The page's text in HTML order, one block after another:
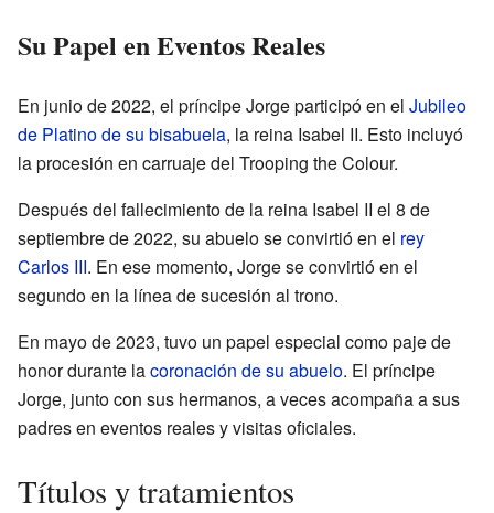
Su Papel en Eventos Reales
En junio de 2022, el príncipe Jorge participó en el Jubileo
de Platino de su bisabuela, la reina Isabel II. Esto incluyó
la procesión en carruaje del Trooping the Colour.
Después del fallecimiento de la reina Isabel II el 8 de
septiembre de 2022, su abuelo se convirtió en el rey
Carlos III. En ese momento, Jorge se convirtió en el
segundo en la línea de sucesión al trono.
En mayo de 2023, tuvo un papel especial como paje de
honor durante lacoronación de su abuelo. El príncipe
Jorge, junto con sus hermanos, a veces acompaña a sus
padres en eventos reales y visitas oficiales.
Títulos y tratamientos